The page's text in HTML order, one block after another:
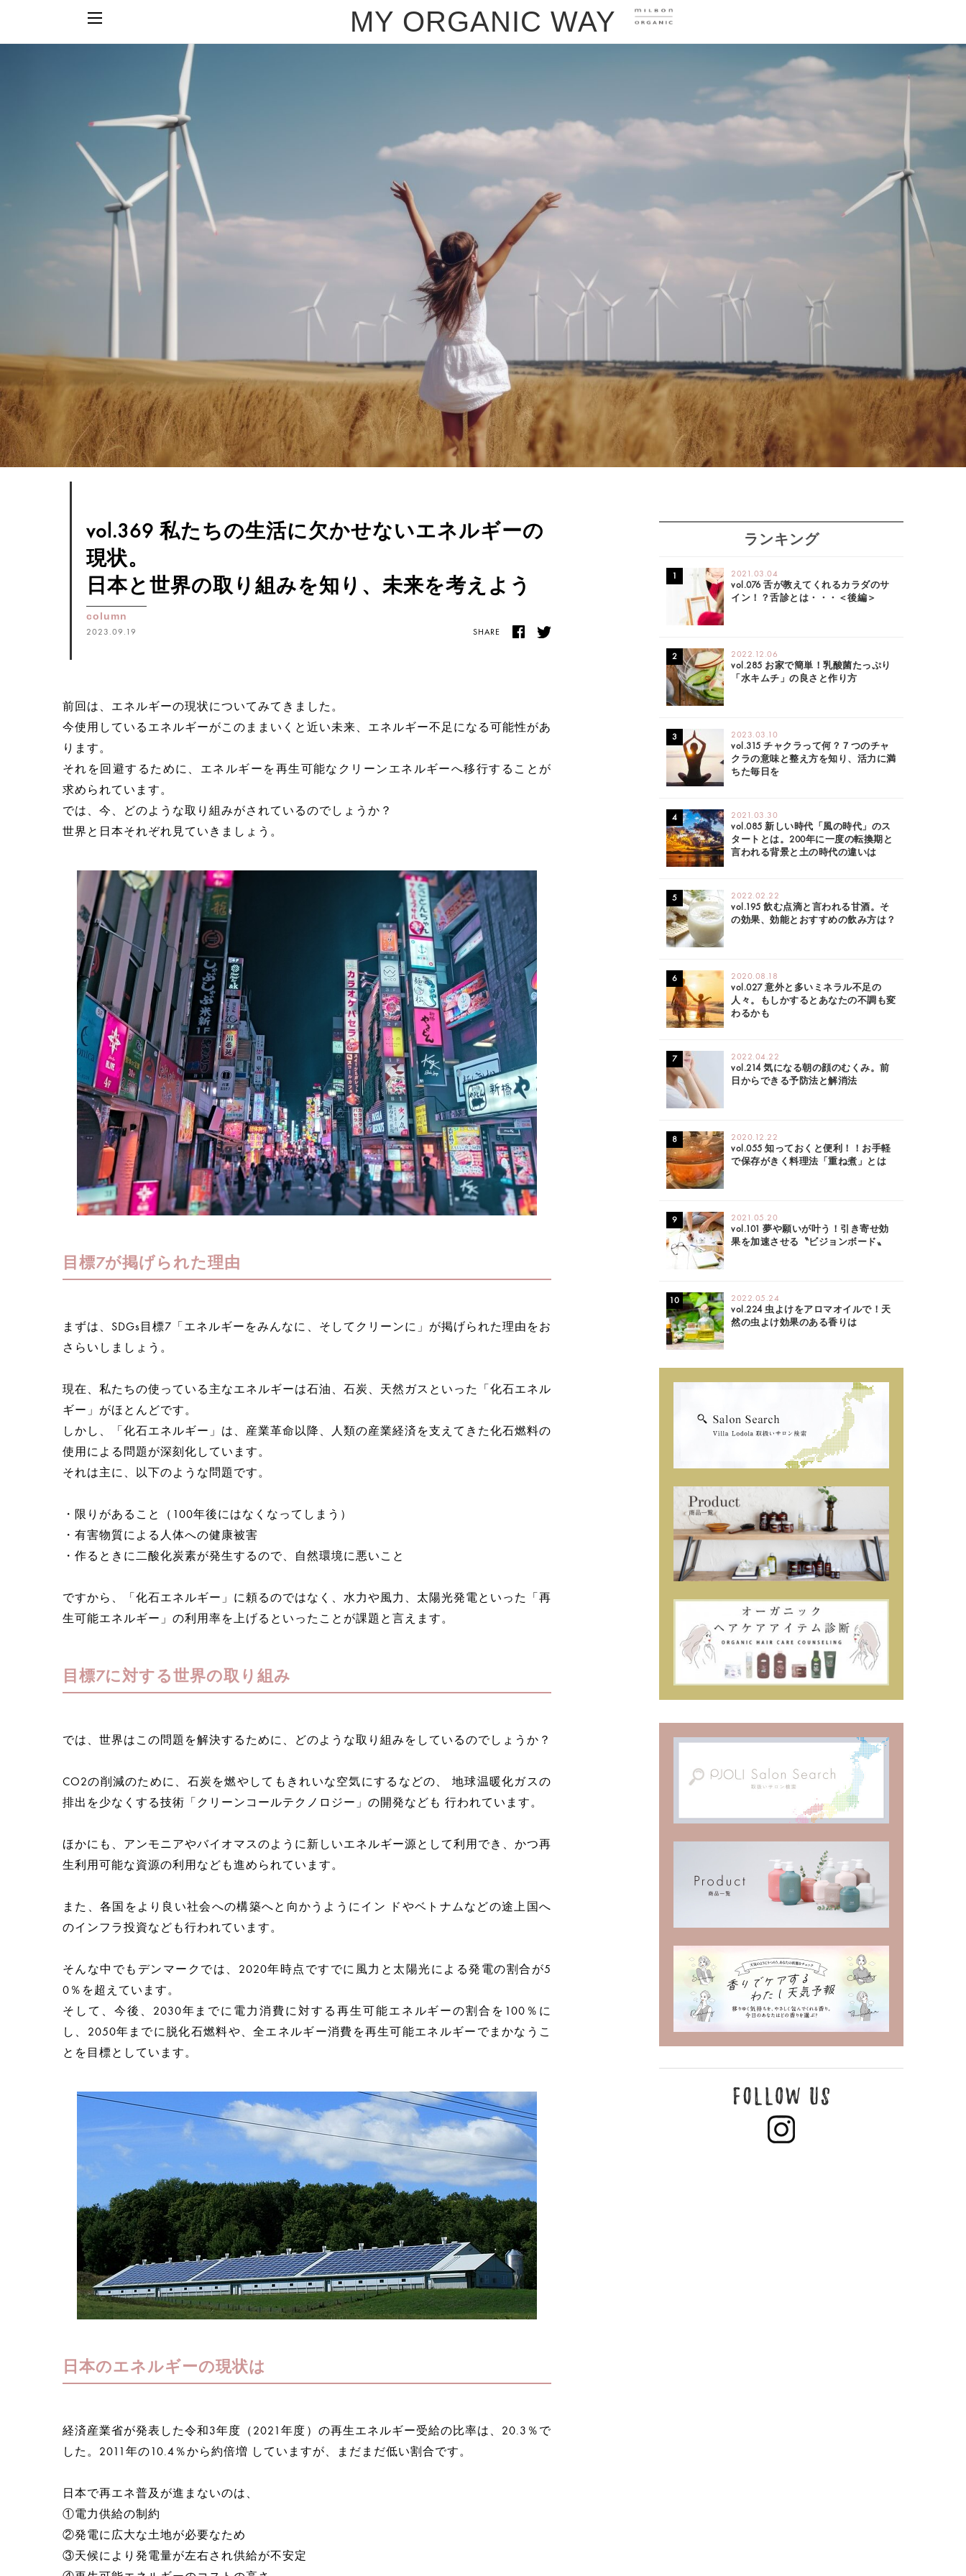
MY ORGANIC WAY
vol.369 私たちの生活に欠かせないエネルギーの
現状。
日本と世界の取り組みを知り、未来を考えよう
column
2023.09.19 SHARE
前回は、エネルギーの現状についてみてきました。
今使用しているエネルギーがこのままいくと近い未来、エネルギー不足になる可能性があ
ります。
それを回避するために、エネルギーを再生可能なクリーンエネルギーへ移行することが
求められています。
では、今、どのような取り組みがされているのでしょうか？
世界と日本それぞれ見ていきましょう。
目標7が掲げられた理由
まずは、SDGs目標7「エネルギーをみんなに、そしてクリーンに」が掲げられた理由をお
さらいしましょう。
現在、私たちの使っている主なエネルギーは石油、石炭、天然ガスといった「化石エネル
ギー」がほとんどです。
しかし、「化石エネルギー」は、産業革命以降、人類の産業経済を支えてきた化石燃料の
使用による問題が深刻化しています。
それは主に、以下のような問題です。
・限りがあること（100年後にはなくなってしまう）
・有害物質による人体への健康被害
・作るときに二酸化炭素が発生するので、自然環境に悪いこと
ですから、「化石エネルギー」に頼るのではなく、水力や風力、太陽光発電といった「再
生可能エネルギー」の利用率を上げるといったことが課題と言えます。
目標7に対する世界の取り組み
では、世界はこの問題を解決するために、どのような取り組みをしているのでしょうか？
CO2の削減のために、石炭を燃やしてもきれいな空気にするなどの、 地球温暖化ガスの
排出を少なくする技術「クリーンコールテクノロジー」の開発なども 行われています。
ほかにも、アンモニアやバイオマスのように新しいエネルギー源として利用でき、かつ再
生利用可能な資源の利用なども進められています。
また、各国をより良い社会への構築へと向かうようにイン ドやベトナムなどの途上国へ
のインフラ投資なども行われています。
そんな中でもデンマークでは、2020年時点ですでに風力と太陽光による発電の割合が5
0％を超えています。
そして、今後、2030年までに電力消費に対する再生可能エネルギーの割合を100％に
し、2050年までに脱化石燃料や、全エネルギー消費を再生可能エネルギーでまかなうこ
とを目標としています。
日本のエネルギーの現状は
経済産業省が発表した令和3年度（2021年度）の再生エネルギー受給の比率は、20.3％で
した。2011年の10.4％から約倍増 していますが、まだまだ低い割合です。
日本で再エネ普及が進まないのは、
①電力供給の制約
②発電に広大な土地が必要なため
③天候により発電量が左右され供給が不安定
ランキング
2021.03.04
vol.076 舌が教えてくれるカラダのサ
イン！？舌診とは・・・＜後編＞
2022.12.06
vol.285 お家で簡単！乳酸菌たっぷり
「水キムチ」の良さと作り方
2023.03.10
vol.315 チャクラって何？７つのチャ
クラの意味と整え方を知り、活力に満
ちた毎日を
2021.03.30
vol.085 新しい時代「風の時代」のス
タートとは。200年に一度の転換期と
言われる背景と土の時代の違いは
2022.02.22
vol.195 飲む点滴と言われる甘酒。そ
の効果、効能とおすすめの飲み方は？
2020.08.18
vol.027 意外と多いミネラル不足の
人々。もしかするとあなたの不調も変
わるかも
2022.04.22
vol.214 気になる朝の顔のむくみ。前
日からできる予防法と解消法
2020.12.22
vol.055 知っておくと便利！！お手軽
で保存がきく料理法「重ね煮」とは
2021.05.20
vol.101 夢や願いが叶う！引き寄せ効
果を加速させる〝ビジョンボード〟
2022.05.24
vol.224 虫よけをアロマオイルで！天
然の虫よけ効果のある香りは